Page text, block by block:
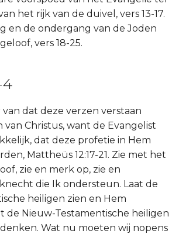
het rijk van de duivel, vers 13-17.
en de ondergang van de Joden
vers 18-25.
4
dat deze verzen verstaan
Christus, want de Evangelist
dat deze profetie in Hem
Mattheüs 12:17-21. Zie met het
zie en merk op, zie en
die Ik ondersteun. Laat de
heiligen zien en Hem
de Nieuw-Testamentische heiligen
Wat nu moeten wij nopens